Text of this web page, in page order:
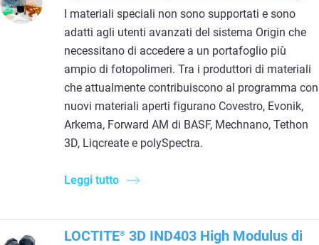
I materiali speciali non sono supportati e sono
adatti agli utenti avanzati del sistema Origin che
necessitano di accedere a un portafoglio più
ampio di fotopolimeri. Tra i produttori di materiali
che attualmente contribuiscono al programma con
nuovi materiali aperti figurano Covestro, Evonik,
Arkema, Forward AM di BASF, Mechnano, Tethon
3D, Liqcreate e polySpectra.
Leggi tutto
LOCTITE® 3D IND403 High Modulus di